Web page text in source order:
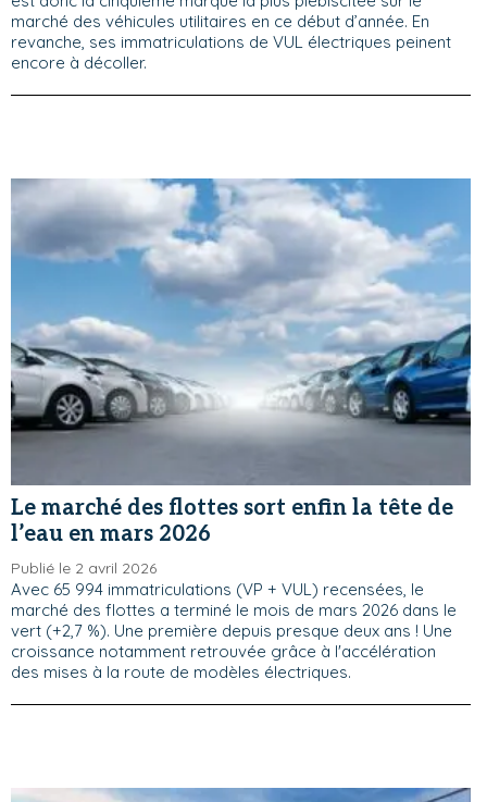
marché des véhicules utilitaires en ce début d’année. En
revanche, ses immatriculations de VUL électriques peinent
encore à décoller.
Le marché des flottes sort enfin la tête de
l’eau en mars 2026
Publié le 2 avril 2026
Avec 65 994 immatriculations (VP + VUL) recensées, le
marché des flottes a terminé le mois de mars 2026 dans le
vert (+2,7 %). Une première depuis presque deux ans ! Une
croissance notamment retrouvée grâce à l'accélération
des mises à la route de modèles électriques.